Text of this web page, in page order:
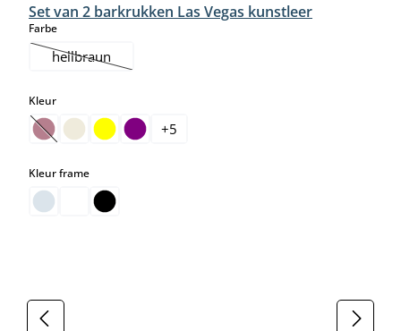
Set van 2 barkrukken Las Vegas kunstleer
Farbeselect
hellbraun
(Deze optie is momenteel niet beschikbaar.)
Kleurselect
(Deze optie is momenteel niet beschikbaar.)
+5
Kleur frameselect